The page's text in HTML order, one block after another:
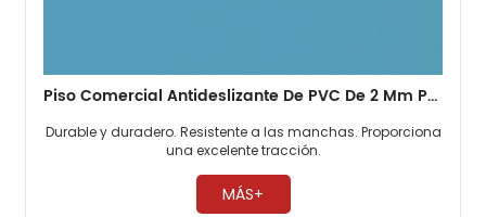
Piso Comercial Antideslizante De PVC De 2 Mm Para Centro Comercial
Durable y duradero. Resistente a las manchas. Proporciona
una excelente tracción. ​
MÁS+